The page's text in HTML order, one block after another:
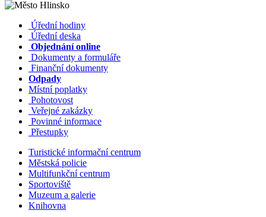
Úřední hodiny
Úřední deska
Objednání online
Dokumenty a formuláře
Finanční dokumenty
Odpady
Místní poplatky
Pohotovost
Veřejné zakázky
Povinné informace
Přestupky
Turistické informační centrum
Městská policie
Multifunkční centrum
Sportoviště
Muzeum a galerie
Knihovna